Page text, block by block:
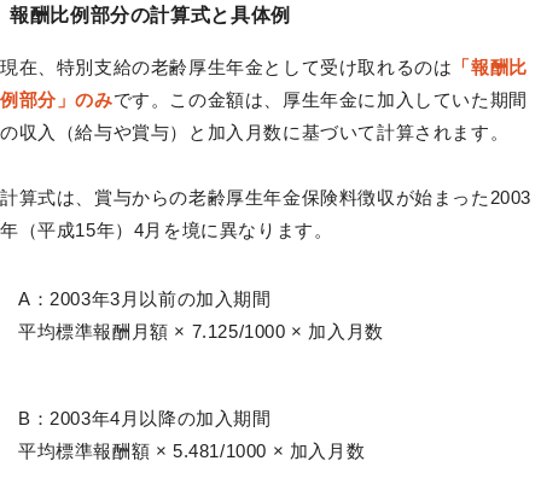
報酬比例部分の計算式と具体例
現在、特別支給の老齢厚生年金として受け取れるのは 「報酬比
例部分」のみです。この金額は、厚生年金に加入していた期間
の収入（給与や賞与）と加入月数に基づいて計算されます。
計算式は、賞与からの老齢厚生年金保険料徴収が始まった2003
年（平成15年）4月を境に異なります。
A：2003年3月以前の加入期間
平均標準報酬月額 × 7.125/1000 × 加入月数
B：2003年4月以降の加入期間
平均標準報酬額 × 5.481/1000 × 加入月数